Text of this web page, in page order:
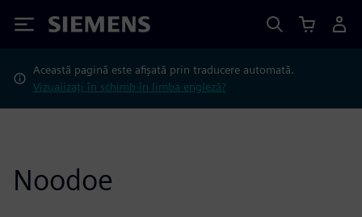
Siemens
Această pagină este afișată prin traducere automată.
Vizualizați în schimb în limba engleză?
Noodoe